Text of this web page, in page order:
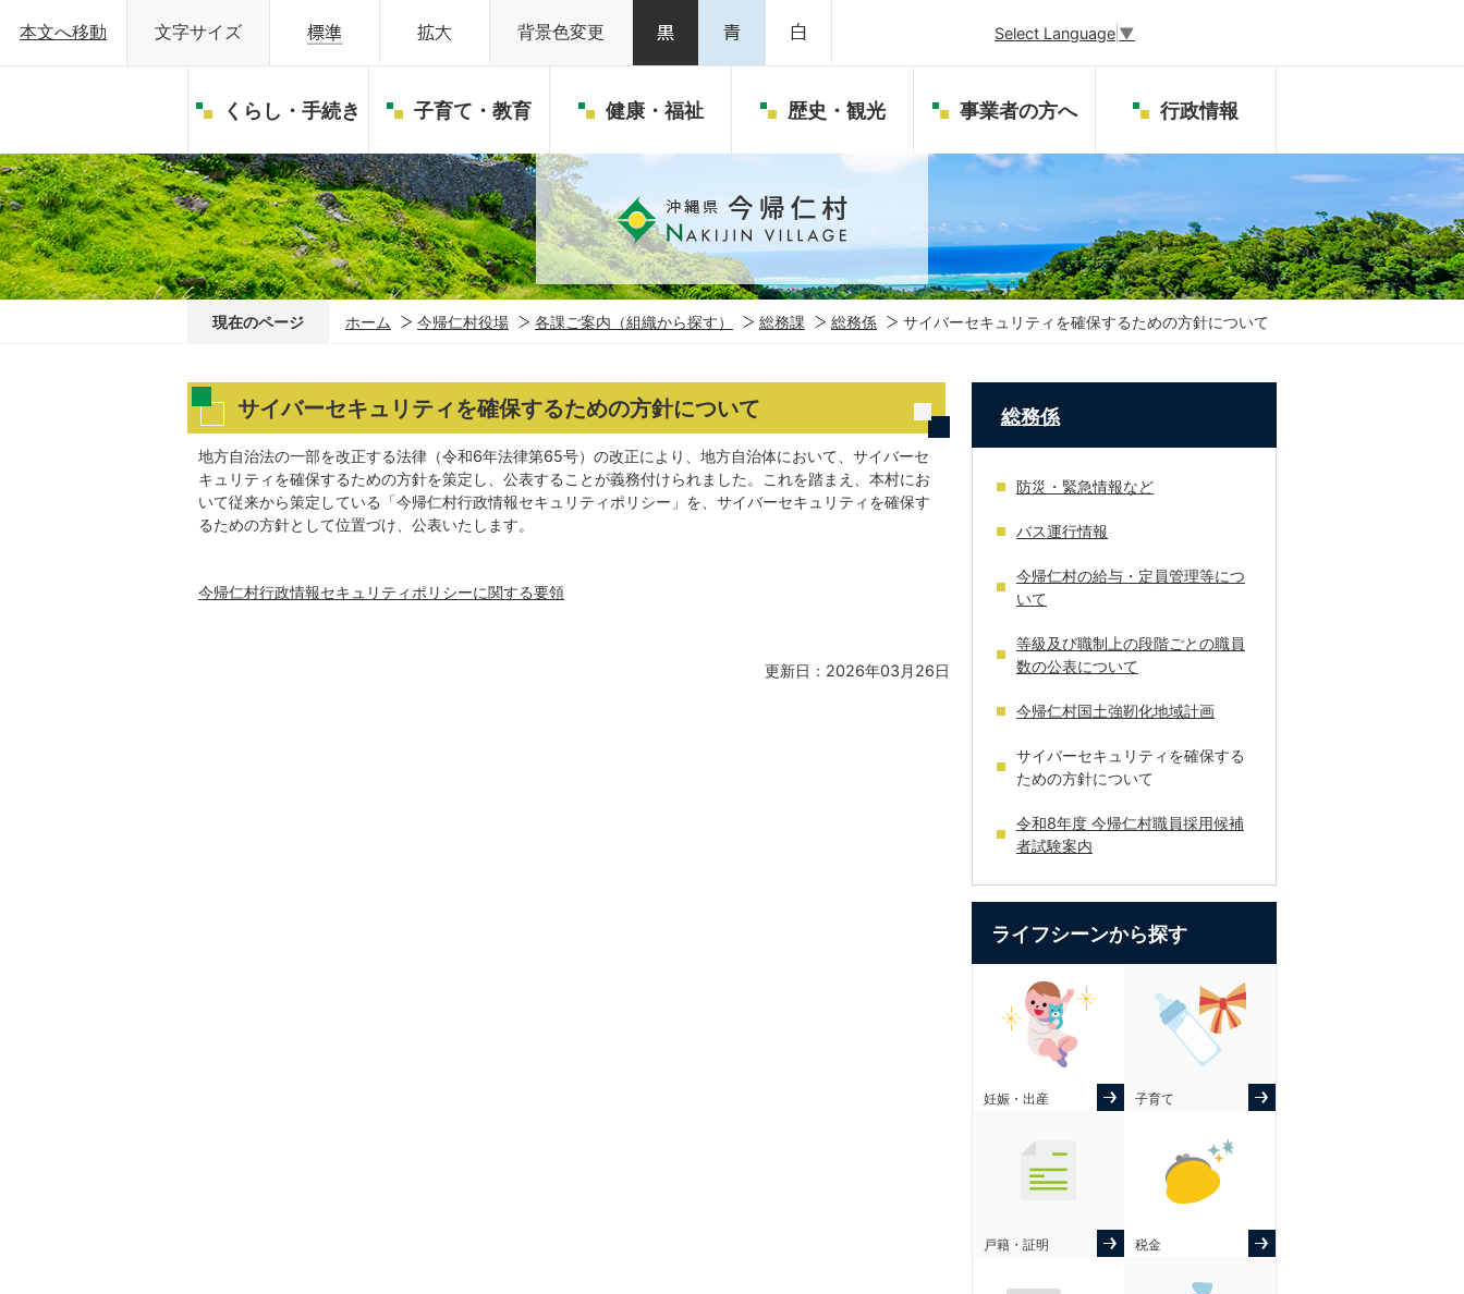
本文へ移動 文字サイズ 背景色変更 Select Language ▼
くらし・手続き 子育て・教育 健康・福祉 歴史・観光 事業者の方へ 行政情報
現在のページ ホーム 今帰仁村役場 各課ご案内（組織から探す） 総務課 総務係 サイバーセキュリティを確保するための方針について
サイバーセキュリティを確保するための方針について
地方自治法の一部を改正する法律（令和6年法律第65号）の改正により、地方自治体において、サイバーセ
キュリティを確保するための方針を策定し、公表することが義務付けられました。これを踏まえ、本村にお
いて従来から策定している「今帰仁村行政情報セキュリティポリシー」を、サイバーセキュリティを確保す
るための方針として位置づけ、公表いたします。
今帰仁村行政情報セキュリティポリシーに関する要領
更新日：2026年03月26日
総務係
防災・緊急情報など
バス運行情報
今帰仁村の給与・定員管理等につ
いて
等級及び職制上の段階ごとの職員
数の公表について
今帰仁村国土強靭化地域計画
サイバーセキュリティを確保する
ための方針について
令和8年度 今帰仁村職員採用候補
者試験案内
ライフシーンから探す
妊娠・出産 子育て
戸籍・証明 税金